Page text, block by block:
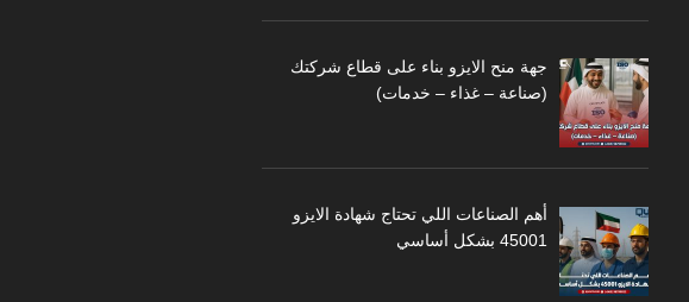
جهة منح الايزو بناء على قطاع شركتك
(صناعة – غذاء – خدمات)
أهم الصناعات اللي تحتاج شهادة الايزو
45001 بشكل أساسي